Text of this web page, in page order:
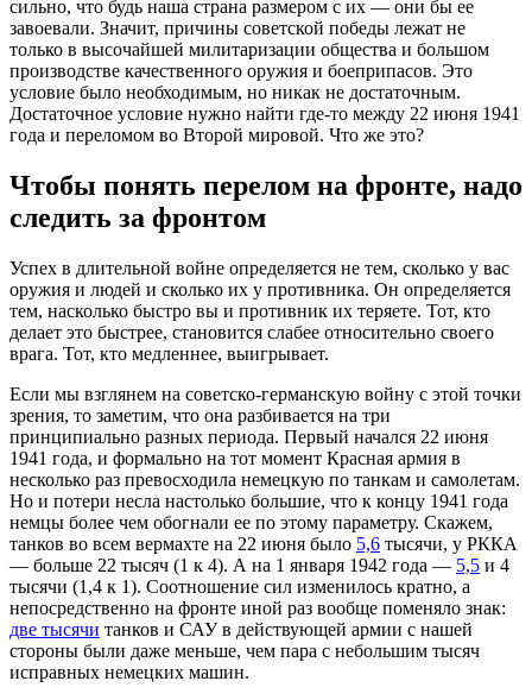
сильно, что будь наша страна размером с их — они бы ее
завоевали. Значит, причины советской победы лежат не
только в высочайшей милитаризации общества и большом
производстве качественного оружия и боеприпасов. Это
условие было необходимым, но никак не достаточным.
Достаточное условие нужно найти где-то между 22 июня 1941
года и переломом во Второй мировой. Что же это?
Чтобы понять перелом на фронте, надо
следить за фронтом
Успех в длительной войне определяется не тем, сколько у вас
оружия и людей и сколько их у противника. Он определяется
тем, насколько быстро вы и противник их теряете. Тот, кто
делает это быстрее, становится слабее относительно своего
врага. Тот, кто медленнее, выигрывает.
Если мы взглянем на советско-германскую войну с этой точки
зрения, то заметим, что она разбивается на три
принципиально разных периода. Первый начался 22 июня
1941 года, и формально на тот момент Красная армия в
несколько раз превосходила немецкую по танкам и самолетам.
Но и потери несла настолько большие, что к концу 1941 года
немцы более чем обогнали ее по этому параметру. Скажем,
танков во всем вермахте на 22 июня было 5,6 тысячи, у РККА
— больше 22 тысяч (1 к 4). А на 1 января 1942 года — 5,5 и 4
тысячи (1,4 к 1). Соотношение сил изменилось кратно, а
непосредственно на фронте иной раз вообще поменяло знак:
две тысячи танков и САУ в действующей армии с нашей
стороны были даже меньше, чем пара с небольшим тысяч
исправных немецких машин.